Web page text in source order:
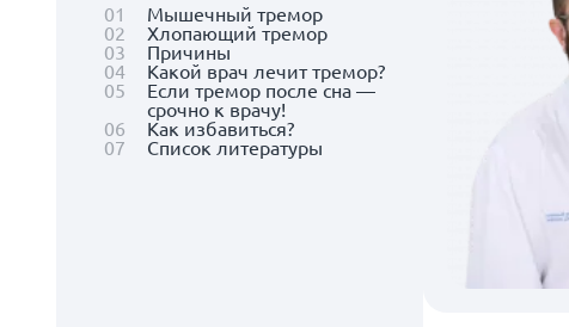
01
Мышечный тремор
02
Хлопающий тремор
03
Причины
04
Какой врач лечит тремор?
05
Если тремор после сна —
срочно к врачу!
06
Как избавиться?
07
Список литературы